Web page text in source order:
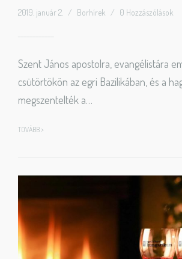
2019. január 2. / Borhírek / 0 Hozzászólások
Szent János apostolra, evangélistára
csütörtökön az egri Bazilikában, és a
megszentelték a…
TOVÁBB >